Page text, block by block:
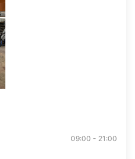
09:00 - 21:00